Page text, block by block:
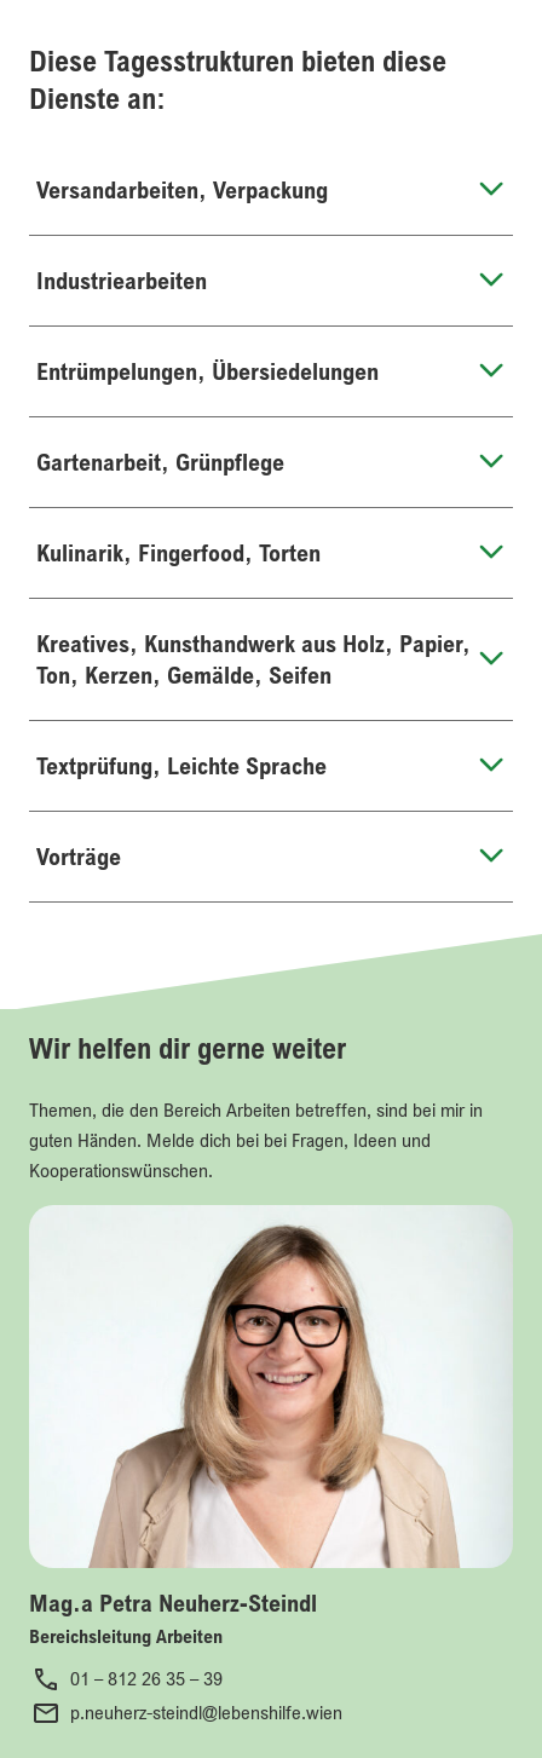
Diese Tagesstrukturen bieten diese
Dienste an:
Versandarbeiten, Verpackung
Industriearbeiten
Entrümpelungen, Übersiedelungen
Gartenarbeit, Grünpflege
Kulinarik, Fingerfood, Torten
Kreatives, Kunsthandwerk aus Holz, Papier,
Ton, Kerzen, Gemälde, Seifen
Textprüfung, Leichte Sprache
Vorträge
Wir helfen dir gerne weiter
Themen, die den Bereich Arbeiten betreffen, sind bei mir in
guten Händen. Melde dich bei bei Fragen, Ideen und
Kooperationswünschen.
Mag.a Petra Neuherz-Steindl
Bereichsleitung Arbeiten
01 – 812 26 35 – 39
p.neuherz-steindl@lebenshilfe.wien